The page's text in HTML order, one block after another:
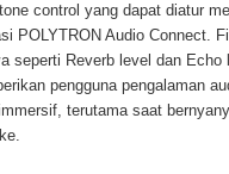
control yang dapat diatur
POLYTRON Audio Connect.
seperti Reverb level dan Echo
pengguna pengalaman
terutama saat